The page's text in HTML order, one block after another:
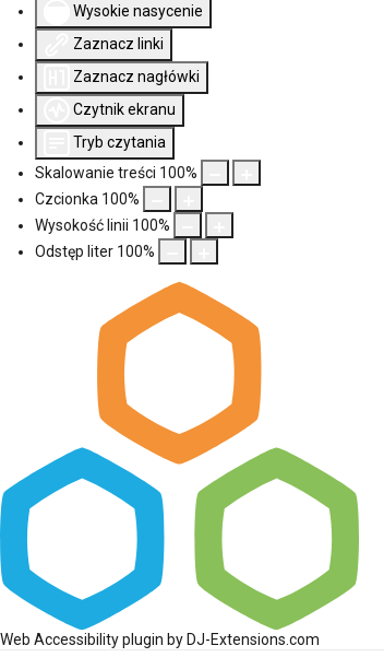
Wysokie nasycenie
Zaznacz linki
Zaznacz nagłówki
Czytnik ekranu
Tryb czytania
Skalowanie treści 100%
Czcionka 100%
Wysokość linii 100%
Odstęp liter 100%
Web Accessibility plugin by DJ-Extensions.com